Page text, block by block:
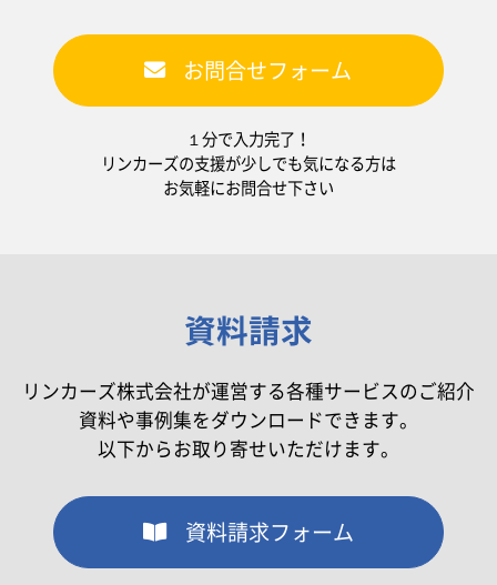
お問合せフォーム
１分で入力完了！
リンカーズの支援が少しでも気になる方は
お気軽にお問合せ下さい
資料請求
リンカーズ株式会社が運営する各種サービスのご紹介
資料や事例集をダウンロードできます。
以下からお取り寄せいただけます。
資料請求フォーム